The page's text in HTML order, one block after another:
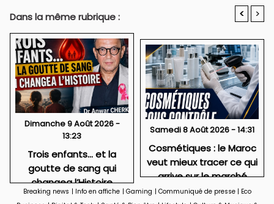
Dans la même rubrique : < >
Dimanche 9 Août 2026 -
13:23
Trois enfants… et la
goutte de sang qui
changea l’Histoire
Samedi 8 Août 2026 - 14:31
Cosmétiques : le Maroc
veut mieux tracer ce qui
arrive sur le marché
Breaking news | Info en affiche | Gaming | Communiqué de presse | Eco